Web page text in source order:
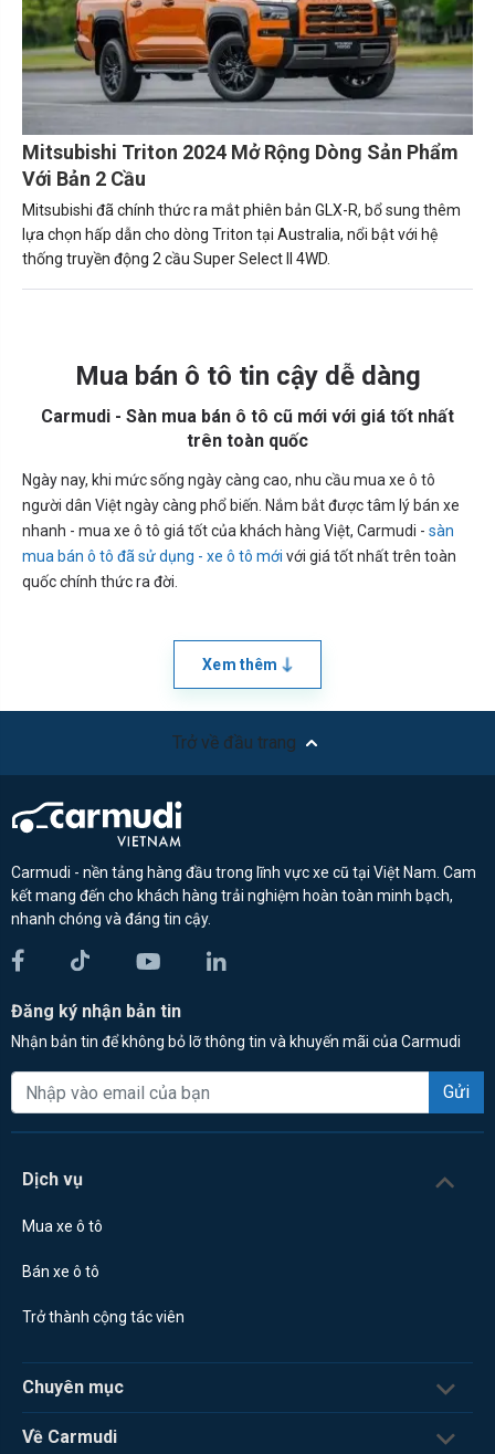
Mitsubishi Triton 2024 Mở Rộng Dòng Sản Phẩm
Với Bản 2 Cầu
Mitsubishi đã chính thức ra mắt phiên bản GLX-R, bổ sung thêm
lựa chọn hấp dẫn cho dòng Triton tại Australia, nổi bật với hệ
thống truyền động 2 cầu Super Select II 4WD.
Mua bán ô tô tin cậy dễ dàng
Carmudi - Sàn mua bán ô tô cũ mới với giá tốt nhất
trên toàn quốc
Ngày nay, khi mức sống ngày càng cao, nhu cầu mua xe ô tô
người dân Việt ngày càng phổ biến. Nắm bắt được tâm lý bán xe
nhanh - mua xe ô tô giá tốt của khách hàng Việt, Carmudi - sàn
mua bán ô tô đã sử dụng - xe ô tô mới với giá tốt nhất trên toàn
quốc chính thức ra đời.
Xem thêm
Trở về đầu trang
Carmudi - nền tảng hàng đầu trong lĩnh vực xe cũ tại Việt Nam. Cam
kết mang đến cho khách hàng trải nghiệm hoàn toàn minh bạch,
nhanh chóng và đáng tin cậy.
Đăng ký nhận bản tin
Nhận bản tin để không bỏ lỡ thông tin và khuyến mãi của Carmudi
Gửi
Dịch vụ
Mua xe ô tô
Bán xe ô tô
Trở thành cộng tác viên
Chuyên mục
Về Carmudi